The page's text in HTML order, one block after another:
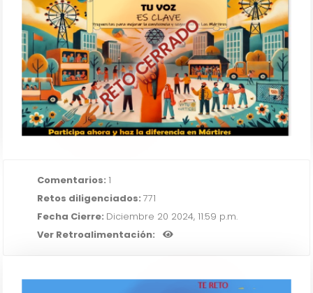
RETO CERRADO
"Mejorando la convivencia y
seguridad en Los Mártires:
Propuestas para apoyar a los
habitantes de calle"
IR AL RETO
Comentarios: 1
Retos diligenciados: 771
Fecha Cierre: Diciembre 20 2024, 11:59 p.m.
Ver Retroalimentación: